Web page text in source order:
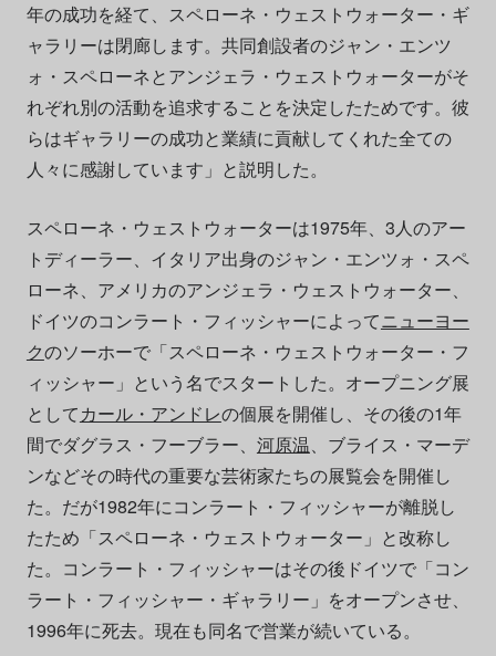
年の成功を経て、スペローネ・ウェストウォーター・ギ
ャラリーは閉廊します。共同創設者のジャン・エンツ
ォ・スペローネとアンジェラ・ウェストウォーターがそ
れぞれ別の活動を追求することを決定したためです。彼
らはギャラリーの成功と業績に貢献してくれた全ての
人々に感謝しています」と説明した。
スペローネ・ウェストウォーターは1975年、3人のアー
トディーラー、イタリア出身のジャン・エンツォ・スペ
ローネ、アメリカのアンジェラ・ウェストウォーター、
ドイツのコンラート・フィッシャーによってニューヨー
クのソーホーで「スペローネ・ウェストウォーター・フ
ィッシャー」という名でスタートした。オープニング展
としてカール・アンドレの個展を開催し、その後の1年
間でダグラス・フーブラー、 河原温、ブライス・マーデ
ンなどその時代の重要な芸術家たちの展覧会を開催し
た。だが1982年にコンラート・フィッシャーが離脱し
たため「スペローネ・ウェストウォーター」と改称し
た。コンラート・フィッシャーはその後ドイツで「コン
ラート・フィッシャー・ギャラリー」をオープンさせ、
1996年に死去。現在も同名で営業が続いている。